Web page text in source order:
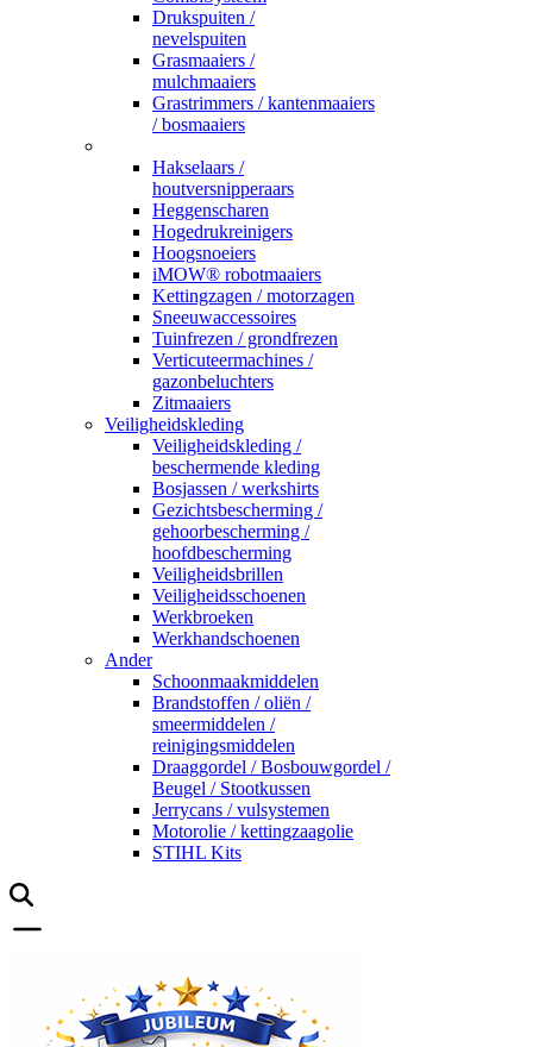
Drukspuiten /
nevelspuiten
Grasmaaiers /
mulchmaaiers
Grastrimmers / kantenmaaiers
/ bosmaaiers
Hakselaars /
houtversnipperaars
Heggenscharen
Hogedrukreinigers
Hoogsnoeiers
iMOW® robotmaaiers
Kettingzagen / motorzagen
Sneeuwaccessoires
Tuinfrezen / grondfrezen
Verticuteermachines /
gazonbeluchters
Zitmaaiers
Veiligheidskleding
Veiligheidskleding /
beschermende kleding
Bosjassen / werkshirts
Gezichtsbescherming /
gehoorbescherming /
hoofdbescherming
Veiligheidsbrillen
Veiligheidsschoenen
Werkbroeken
Werkhandschoenen
Ander
Schoonmaakmiddelen
Brandstoffen / oliën /
smeermiddelen /
reinigingsmiddelen
Draaggordel / Bosbouwgordel /
Beugel / Stootkussen
Jerrycans / vulsystemen
Motorolie / kettingzaagolie
STIHL Kits